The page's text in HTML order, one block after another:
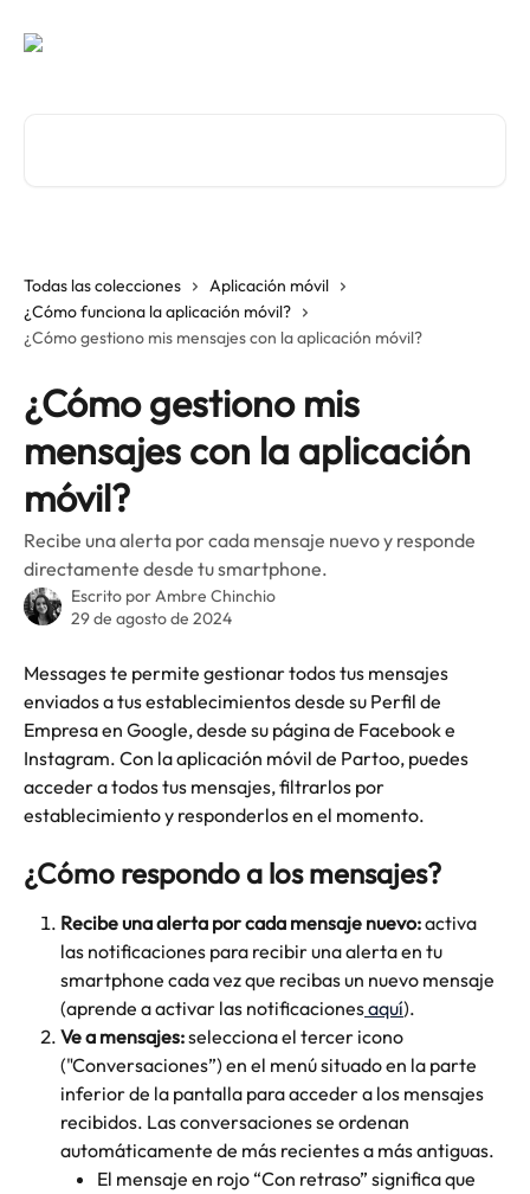
Todas las colecciones
Aplicación móvil
¿Cómo funciona la aplicación móvil?
¿Cómo gestiono mis mensajes con la aplicación móvil?
¿Cómo gestiono mis
mensajes con la aplicación
móvil?
Recibe una alerta por cada mensaje nuevo y responde
directamente desde tu smartphone.
Escrito porAmbre Chinchio
29 de agosto de 2024
Messages te permite gestionar todos tus mensajes
enviados a tus establecimientos desde su Perfil de
Empresa en Google, desde su página de Facebook e
Instagram. Con la aplicación móvil de Partoo, puedes
acceder a todos tus mensajes, filtrarlos por
establecimiento y responderlos en el momento.
¿Cómo respondo a los mensajes?
Recibe una alerta por cada mensaje nuevo: activa
las notificaciones para recibiruna alerta en tu
smartphone cada vez que recibas un nuevo mensaje
(aprende a activar las notificaciones aquí).
Ve a mensajes: selecciona el tercer icono
("Conversaciones”) en el menú situado en la parte
inferior de la pantalla para acceder a los mensajes
recibidos. Las conversaciones se ordenan
automáticamente de más recientes a más antiguas.
El mensaje en rojo “Con retraso” significa que